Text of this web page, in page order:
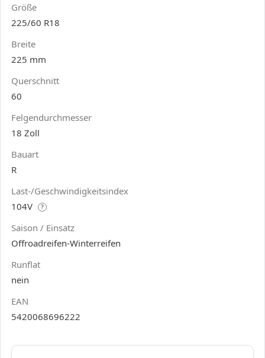
Größe
225/60 R18
Breite
225 mm
Querschnitt
60
Felgendurchmesser
18 Zoll
Bauart
R
Last-/Geschwindigkeitsindex
104V
?
Saison / Einsatz
Offroadreifen-Winterreifen
Runflat
nein
EAN
5420068696222